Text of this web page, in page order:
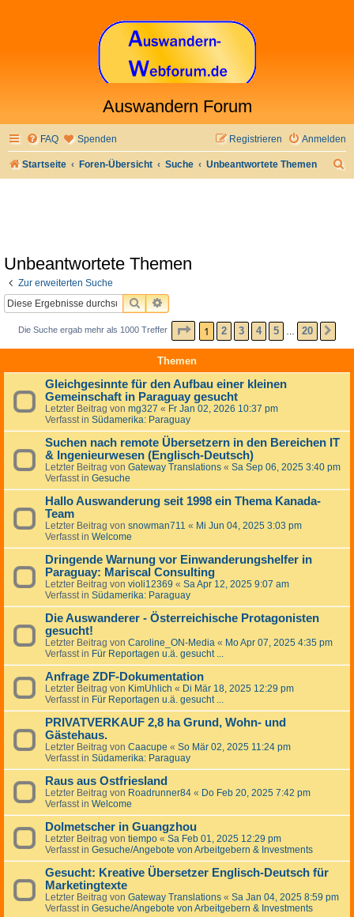
Auswandern Forum
FAQ Spenden Anmelden
Registrieren
Startseite Foren-Übersicht Suche Unbeantwortete Themen
Unbeantwortete Themen
Zur erweiterten Suche
SUCHEERWEITERTE SUCHE
Die Suche ergab mehr als 1000 Treffer SEITE1 VON20
1 2 3 4 5 20
Themen
Gleichgesinnte für den Aufbau einer kleinen
Gemeinschaft in Paraguay gesucht
Letzter Beitrag von mg327 « Fr Jan 02, 2026 10:37 pm
Verfasst in Südamerika: Paraguay
Suchen nach remote Übersetzern in den Bereichen IT
& Ingenieurwesen (Englisch-Deutsch)
Letzter Beitrag von Gateway Translations « Sa Sep 06, 2025 3:40 pm
Verfasst in Gesuche
Hallo Auswanderung seit 1998 ein Thema Kanada-
Team
Letzter Beitrag von snowman711 « Mi Jun 04, 2025 3:03 pm
Verfasst in Welcome
Dringende Warnung vor Einwanderungshelfer in
Paraguay: Mariscal Consulting
Letzter Beitrag von violi12369 « Sa Apr 12, 2025 9:07 am
Verfasst in Südamerika: Paraguay
Die Auswanderer - Österreichische Protagonisten
gesucht!
Letzter Beitrag von Caroline_ON-Media « Mo Apr 07, 2025 4:35 pm
Verfasst in Für Reportagen u.ä. gesucht ...
Anfrage ZDF-Dokumentation
Letzter Beitrag von KimUhlich « Di Mär 18, 2025 12:29 pm
Verfasst in Für Reportagen u.ä. gesucht ...
PRIVATVERKAUF 2,8 ha Grund, Wohn- und
Gästehaus.
Letzter Beitrag von Caacupe « So Mär 02, 2025 11:24 pm
Verfasst in Südamerika: Paraguay
Raus aus Ostfriesland
Letzter Beitrag von Roadrunner84 « Do Feb 20, 2025 7:42 pm
Verfasst in Welcome
Dolmetscher in Guangzhou
Letzter Beitrag von tiempo « Sa Feb 01, 2025 12:29 pm
Verfasst in Gesuche/Angebote von Arbeitgebern & Investments
Gesucht: Kreative Übersetzer Englisch-Deutsch für
Marketingtexte
Letzter Beitrag von Gateway Translations « Sa Jan 04, 2025 8:59 pm
Verfasst in Gesuche/Angebote von Arbeitgebern & Investments